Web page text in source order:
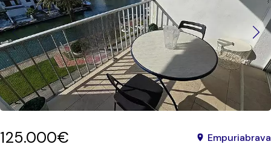
125.000€ Empuriabrava